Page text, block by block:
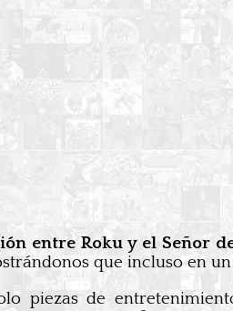
entre Roku y el Señor
que incluso en
piezas de